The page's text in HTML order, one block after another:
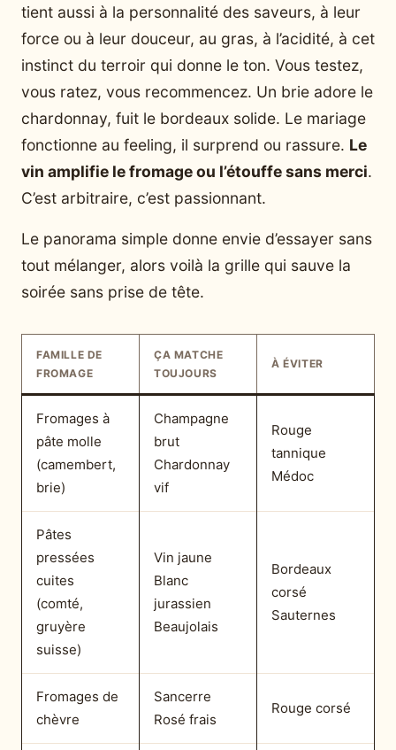
tient aussi à la personnalité des saveurs, à leur
force ou à leur douceur, au gras, à l’acidité, à cet
instinct du terroir qui donne le ton. Vous testez,
vous ratez, vous recommencez. Un brie adore le
chardonnay, fuit le bordeaux solide. Le mariage
fonctionne au feeling, il surprend ou rassure. Le
vin amplifie le fromage ou l’étouffe sans merci.
C’est arbitraire, c’est passionnant.
Le panorama simple donne envie d’essayer sans
tout mélanger, alors voilà la grille qui sauve la
soirée sans prise de tête.
FAMILLE DE
FROMAGE
ÇA MATCHE
TOUJOURS
À ÉVITER
Fromages à
pâte molle
(camembert,
brie)
Champagne
brut
Chardonnay
vif
Rouge
tannique
Médoc
Pâtes
pressées
cuites
(comté,
gruyère
suisse)
Vin jaune
Blanc
jurassien
Beaujolais
Bordeaux
corsé
Sauternes
Fromages de
chèvre
Sancerre
Rosé frais
Rouge corsé